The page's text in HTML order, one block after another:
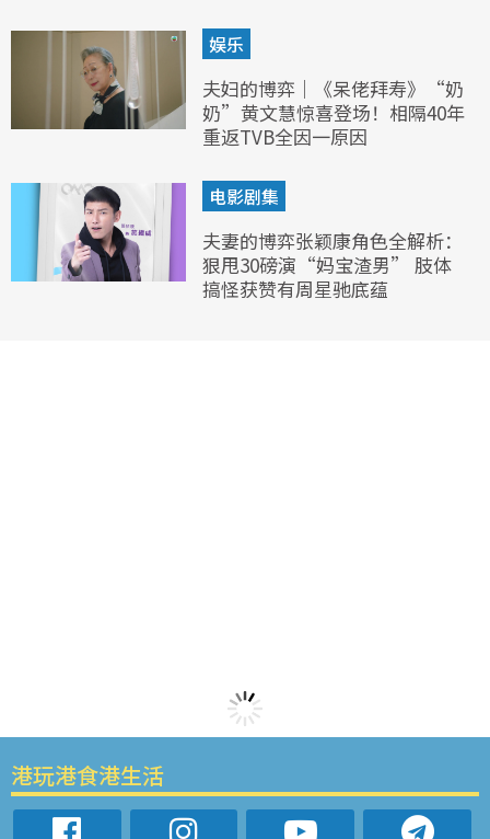
娱乐
夫妇的博弈｜《呆佬拜寿》“奶
奶”黄文慧惊喜登场！相隔40年
重返TVB全因一原因
电影剧集
夫妻的博弈张颖康角色全解析：
狠甩30磅演“妈宝渣男” 肢体
搞怪获赞有周星驰底蕴
港玩港食港生活